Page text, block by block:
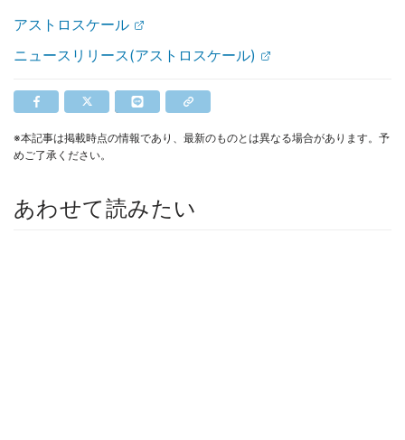
アストロスケール
ニュースリリース(アストロスケール)
※本記事は掲載時点の情報であり、最新のものとは異なる場合があります。予
めご了承ください。
あわせて読みたい